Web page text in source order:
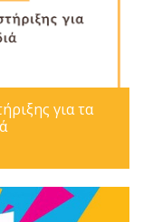
για τα